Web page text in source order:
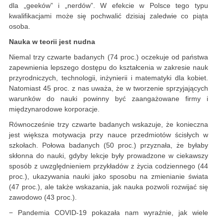
dla „geeków” i „nerdów”. W efekcie w Polsce tego typu
kwalifikacjami może się pochwalić dzisiaj zaledwie co piąta
osoba.
Nauka w teorii jest nudna
Niemal trzy czwarte badanych (74 proc.) oczekuje od państwa
zapewnienia lepszego dostępu do kształcenia w zakresie nauk
przyrodniczych, technologii, inżynierii i matematyki dla kobiet.
Natomiast 45 proc. z nas uważa, że w tworzenie sprzyjających
warunków do nauki powinny być zaangażowane firmy i
międzynarodowe korporacje.
Równocześnie trzy czwarte badanych wskazuje, że konieczna
jest większa motywacja przy nauce przedmiotów ścisłych w
szkołach. Połowa badanych (50 proc.) przyznała, że byłaby
skłonna do nauki, gdyby lekcje były prowadzone w ciekawszy
sposób z uwzględnieniem przykładów z życia codziennego (44
proc.), ukazywania nauki jako sposobu na zmienianie świata
(47 proc.), ale także wskazania, jak nauka pozwoli rozwijać się
zawodowo (43 proc.).
− Pandemia COVID-19 pokazała nam wyraźnie, jak wiele